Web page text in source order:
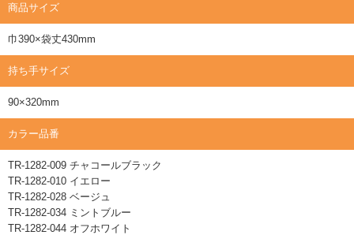
商品サイズ
巾390×袋丈430mm
持ち手サイズ
90×320mm
カラー品番
TR-1282-009 チャコールブラック
TR-1282-010 イエロー
TR-1282-028 ベージュ
TR-1282-034 ミントブルー
TR-1282-044 オフホワイト